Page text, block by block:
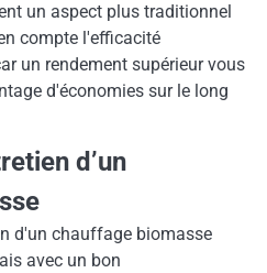
un aspect plus traditionnel
compte l'efficacité
un rendement supérieur vous
d'économies sur le long
d’un
d'un chauffage biomasse
avec un bon